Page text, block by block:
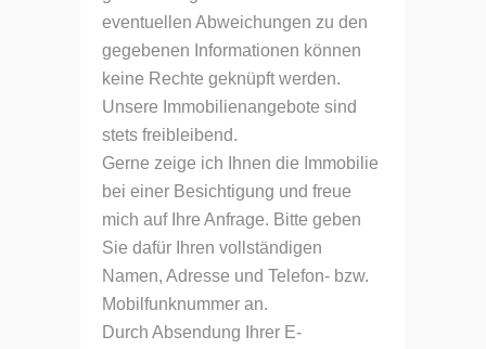
eventuellen Abweichungen zu den
gegebenen Informationen können
keine Rechte geknüpft werden.
Unsere Immobilienangebote sind
stets freibleibend.
Gerne zeige ich Ihnen die Immobilie
bei einer Besichtigung und freue
mich auf Ihre Anfrage. Bitte geben
Sie dafür Ihren vollständigen
Namen, Adresse und Telefon- bzw.
Mobilfunknummer an.
Durch Absendung Ihrer E-